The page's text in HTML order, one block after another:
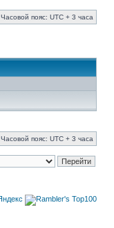
Часовой пояс: UTC + 3 часа
Часовой пояс: UTC + 3 часа